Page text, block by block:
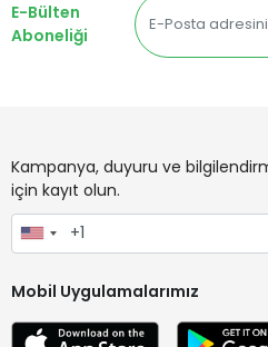
E-Bülten
Aboneliği
Kampanya, duyuru ve
için kayıt olun.
Mobil Uygulamalarımız